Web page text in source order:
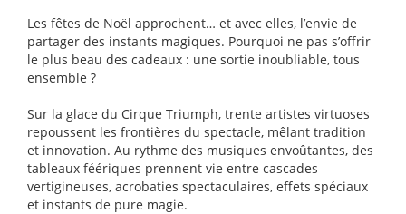
Les fêtes de Noël approchent… et avec elles, l’envie de
partager des instants magiques. Pourquoi ne pas s’offrir
le plus beau des cadeaux : une sortie inoubliable, tous
ensemble ?
Sur la glace du Cirque Triumph, trente artistes virtuoses
repoussent les frontières du spectacle, mêlant tradition
et innovation. Au rythme des musiques envoûtantes, des
tableaux féériques prennent vie entre cascades
vertigineuses, acrobaties spectaculaires, effets spéciaux
et instants de pure magie.